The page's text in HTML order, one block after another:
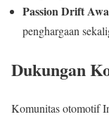
Passion Drift
penghargaan
Dukungan
Komunitas otomotif